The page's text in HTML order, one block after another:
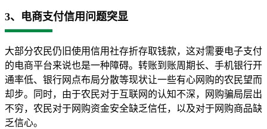
3、电商支付信用问题突显
大部分农民仍旧使用信用社存折存取钱款，这对需要电子支付
的电商平台来说也是一种障碍。转账到账周期长、手机银行开
通率低、银行网点布局分散等现状让一些有心网购的农民望而
却步。同时，由于农民对于互联网的认知不深，网购骗局层出
不穷，农民对于网购资金安全缺乏信任，以及对于网购商品缺
乏信心。